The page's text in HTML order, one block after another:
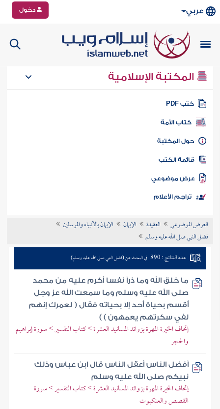
عربي دخول
المكتبة الإسلامية
كتب PDF
كتاب الأمة
المكتبة
الكتب
موضوعي
تراجم الأعلام
العرض الموضوعي العقيدة الإيمان
الإيمان بالأنبياء والمرسلين
فضل النبي صلى الله عليه وسلم
عدد النتائج : 890 في البحث عن (فضل النبي صلى الله عليه وسلم)
ما خلق الله وما ذرأ نفسا أكرم عليه من محمد
صلى الله عليه وسلم وما سمعت الله عز وجل
أقسم بحياة أحد إلا بحياته فقال ( لعمرك إنهم
لفي سكرتهم يعمهون ) )
إتحاف الخيرة المهرة بزوائد المسانيد العشرة > كتاب التفسير > سورة إبراهيم
والحجر
أفضل الناس أعقل الناس قال ابن عباس وذلك
نبيكم صلى الله عليه وسلم
إتحاف الخيرة المهرة بزوائد المسانيد العشرة > كتاب التفسير > سورة
القصص والعنكبوت